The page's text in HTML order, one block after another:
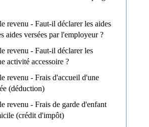
revenu - Faut-il déclarer les aides
aides versées par l'employeur ?
revenu - Faut-il déclarer les
activité accessoire ?
revenu - Frais d'accueil d'une
(déduction)
revenu - Frais de garde d'enfant
(crédit d'impôt)